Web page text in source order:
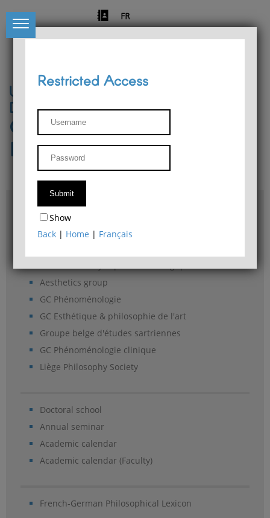
FR
University of Liège
Départment of Philosophy
Center for Phenomenological
Research
Access & maps
Philosophy Department Library
Aesthetics group
GC Phénoménologie
GC Esthétique & philosophie de l'art
Groupe belge d'études sartriennes
GC Phénoménologie clinique
Liège Philosophy Society
Doctoral school
Annual seminar
Academic calendar
Academic calendar (Faculty)
French-German Philosophical Lexicon
Restricted Access
Show
Back | Home | Français